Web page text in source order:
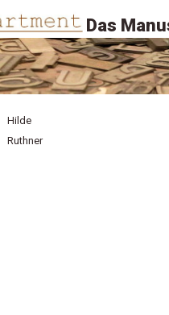
Das
Hilde
Ruthner